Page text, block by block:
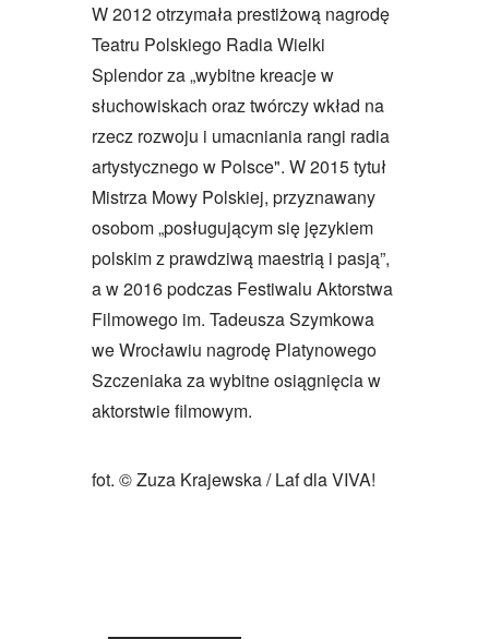
W 2012 otrzymała prestiżową nagrodę
Teatru Polskiego Radia Wielki
Splendor za „wybitne kreacje w
słuchowiskach oraz twórczy wkład na
rzecz rozwoju i umacniania rangi radia
artystycznego w Polsce". W 2015 tytuł
Mistrza Mowy Polskiej, przyznawany
osobom „posługującym się językiem
polskim z prawdziwą maestrią i pasją”,
a w 2016 podczas Festiwalu Aktorstwa
Filmowego im. Tadeusza Szymkowa
we Wrocławiu nagrodę Platynowego
Szczeniaka za wybitne osiągnięcia w
aktorstwie filmowym.
fot. © Zuza Krajewska / Laf dla VIVA!